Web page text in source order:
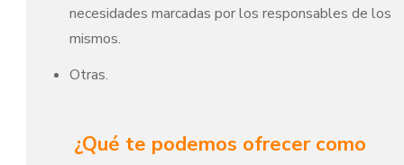
necesidades marcadas por los responsables de los
mismos.
Otras.
¿Qué te podemos ofrecer como